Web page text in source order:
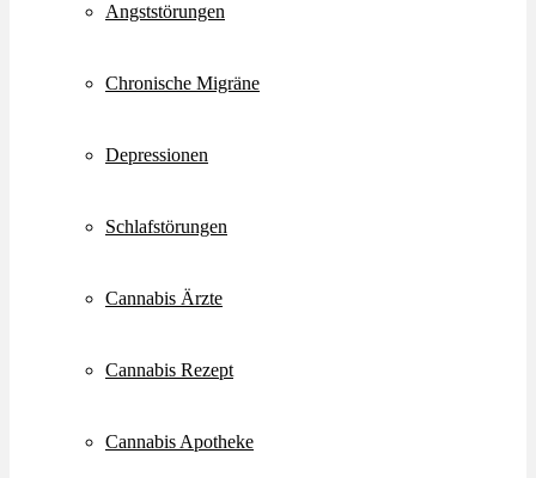
Angststörungen
Chronische Migräne
Depressionen
Schlafstörungen
Cannabis Ärzte
Cannabis Rezept
Cannabis Apotheke